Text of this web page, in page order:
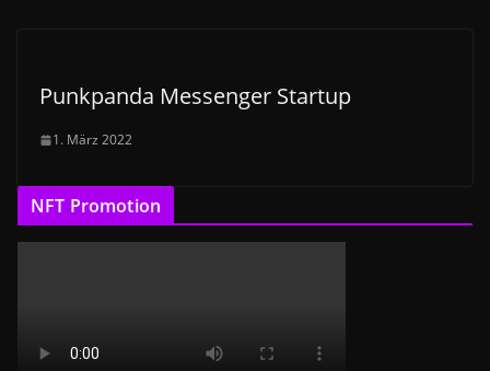
Punkpanda Messenger Startup
1. März 2022
NFT Promotion